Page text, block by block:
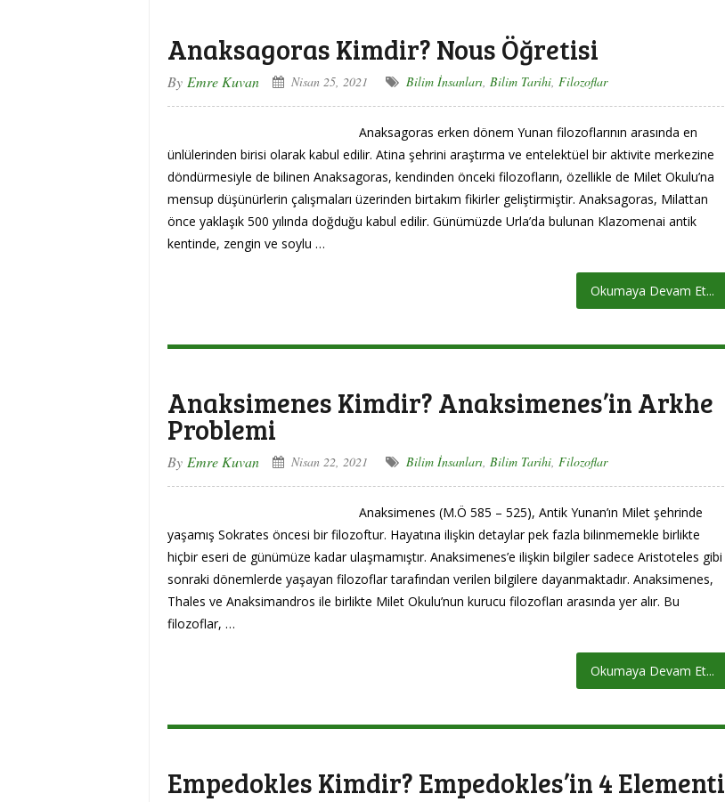
Anaksagoras Kimdir? Nous Öğretisi
By Emre Kuvan Nisan 25, 2021 Bilim İnsanları, Bilim Tarihi, Filozoflar
Anaksagoras erken dönem Yunan filozoflarının arasında en
ünlülerinden birisi olarak kabul edilir. Atina şehrini araştırma ve entelektüel bir aktivite merkezine
döndürmesiyle de bilinen Anaksagoras, kendinden önceki filozofların, özellikle de Milet Okulu’na
mensup düşünürlerin çalışmaları üzerinden birtakım fikirler geliştirmiştir. Anaksagoras, Milattan
önce yaklaşık 500 yılında doğduğu kabul edilir. Günümüzde Urla’da bulunan Klazomenai antik
kentinde, zengin ve soylu …
Okumaya Devam Et...
Anaksimenes Kimdir? Anaksimenes’in Arkhe
Problemi
By Emre Kuvan Nisan 22, 2021 Bilim İnsanları, Bilim Tarihi, Filozoflar
Anaksimenes (M.Ö 585 – 525), Antik Yunan’ın Milet şehrinde
yaşamış Sokrates öncesi bir filozoftur. Hayatına ilişkin detaylar pek fazla bilinmemekle birlikte
hiçbir eseri de günümüze kadar ulaşmamıştır. Anaksimenes’e ilişkin bilgiler sadece Aristoteles gibi
sonraki dönemlerde yaşayan filozoflar tarafından verilen bilgilere dayanmaktadır. Anaksimenes,
Thales ve Anaksimandros ile birlikte Milet Okulu’nun kurucu filozofları arasında yer alır. Bu
filozoflar, …
Okumaya Devam Et...
Empedokles Kimdir? Empedokles’in 4 Elementi